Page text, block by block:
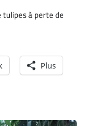
tulipes à perte de
Plus